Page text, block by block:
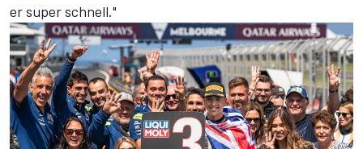
er super schnell."